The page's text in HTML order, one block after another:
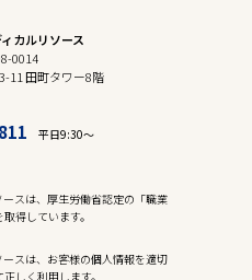
カルリソース
0014
11 田町タワー8階
平日9:30〜
スは、厚生労働省認定の「職業
得しています。
スは、お客様の個人情報を適切
しく利用します。